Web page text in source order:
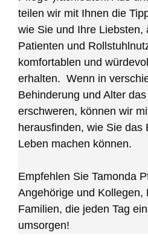
teilen wir mit Ihnen die
wie Sie und Ihre Liebsten,
Patienten und
komfortablen und
erhalten. Wenn in
Behinderung und Alter
erschweren, können wir
herausfinden, wie Sie das
Leben machen können.
Empfehlen Sie Tamonda
Angehörige und Kollegen,
Familien, die jeden Tag
umsorgen!